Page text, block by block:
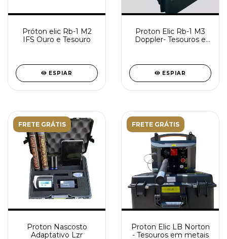
Próton elic Rb-1 M2
IFS Ouro e Tesouro
ESPIAR
Proton Elic Rb-1 M3
Doppler- Tesouros e
ESPIAR
FRETE GRÁTIS
Proton Nascosto
Adaptativo Lzr
FRETE GRÁTIS
Proton Elic LB Norton
- Tesouros em metais